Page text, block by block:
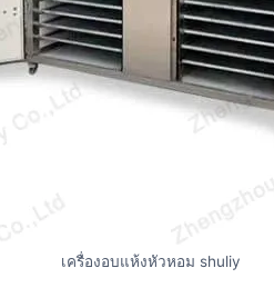
เครื่องอบแห้งหัวหอม shuliy